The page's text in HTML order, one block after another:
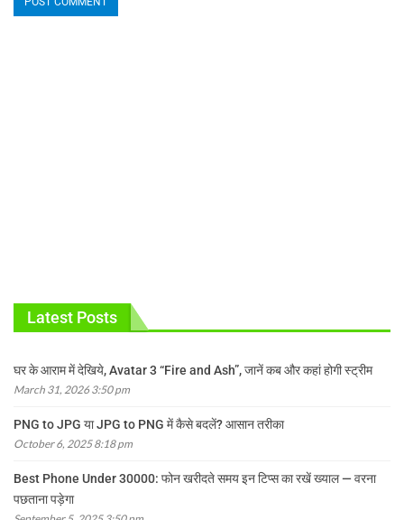
Latest Posts
घर के आराम में देखिये, Avatar 3 “Fire and Ash”, जानें कब और कहां होगी स्ट्रीम
March 31, 2026 3:50 pm
PNG to JPG या JPG to PNG में कैसे बदलें? आसान तरीका
October 6, 2025 8:18 pm
Best Phone Under 30000: फोन खरीदते समय इन टिप्स का रखें ख्याल — वरना
पछताना पड़ेगा